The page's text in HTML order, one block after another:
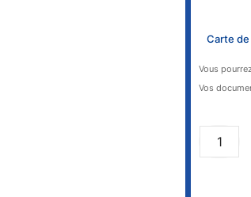
Carte
Vous
Vos